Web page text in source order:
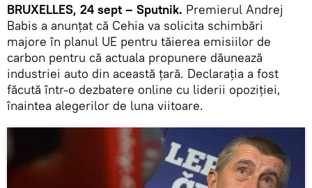
BRUXELLES, 24 sept – Sputnik. Premierul Andrej
Babis a anunțat că Cehia va solicita schimbări
majore în planul UE pentru tăierea emisiilor de
carbon pentru că actuala propunere dăunează
industriei auto din această țară. Declarația a fost
făcută într-o dezbatere online cu liderii opoziției,
înaintea alegerilor de luna viitoare.